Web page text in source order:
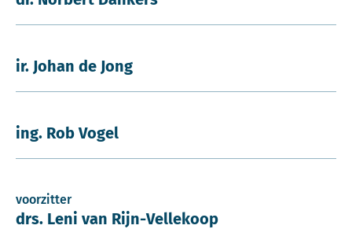
ir. Johan de Jong
ing. Rob Vogel
voorzitter
drs. Leni van Rijn-Vellekoop